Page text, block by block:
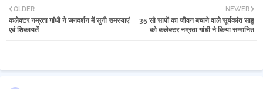
tter atsa
NEWER
35 सौ सापों का जीवन बचाने वाले सूर्यकांत साहू
को कलेक्टर नम्रता गांधी ने किया सम्मानित
OLDER
कलेक्टर नम्रता गांधी ने जनदर्शन में सुनी समस्याएं
एवं शिकायतें